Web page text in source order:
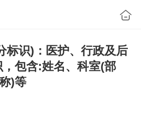
标识)：医护、行政及后
包含:姓名、科室(部
)等